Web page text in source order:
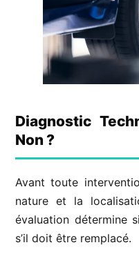
Diagnostic
Non ?
Avant toute
nature et la
évaluation détermine
s’il doit être remplacé.